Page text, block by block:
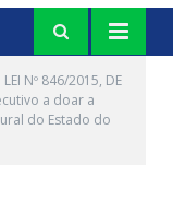
LEI Nº 846/2015, DE
a doar a
do Estado do